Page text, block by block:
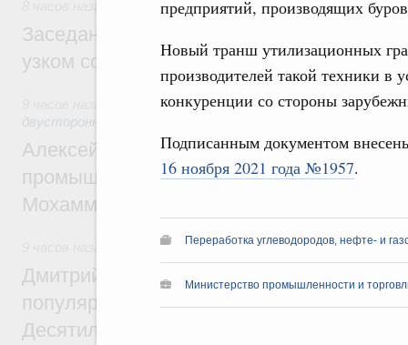
предприятий, производящих
Новый транш утилизационных
производителей такой техники в
конкуренции со стороны
Подписанным документом
16 ноября 2021 года №1957.
Переработка углеводородов, нефте- и
Министерство промышленности и
Евразийский экономический союз.
Заседание Евразийского
узком составе
Экономические отношения с зарубежными
двусторонней основе
Алексей Оверчук провёл рабочую
промышленности, недропользования и
Мохаммадом Атабаком
Внутренний и въездной туризм
Дмитрий Чернышенко: Порядка 110
популярного туризма в 35 регионах
Десятилетия науки и технологий